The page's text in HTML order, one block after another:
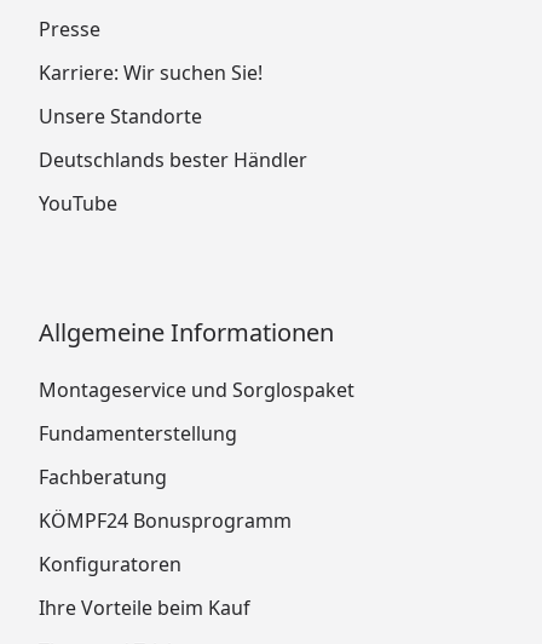
Presse
Karriere: Wir suchen Sie!
Unsere Standorte
Deutschlands bester Händler
YouTube
Allgemeine Informationen
Montageservice und Sorglospaket
Fundamenterstellung
Fachberatung
KÖMPF24 Bonusprogramm
Konfiguratoren
Ihre Vorteile beim Kauf